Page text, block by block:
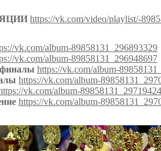
https://vk.com/video/playlist/-
vk.com/album-89858131_296893329
vk.com/album-89858131_296948697
https://vk.com/album-
https://vk.com/album-
vk.com/album-
https://vk.com/album-